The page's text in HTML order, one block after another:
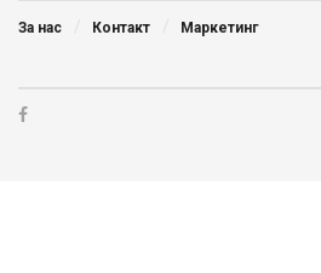
За нас Контакт Маркетинг